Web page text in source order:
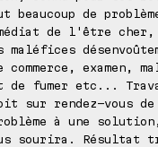
de
de l'être
examen,
fumer etc...
sur rendez-vous de
à une
sourira. Résultat